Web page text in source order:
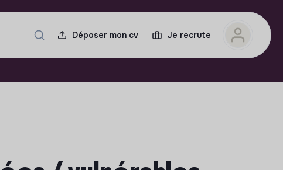
Déposer mon cv Je recrute